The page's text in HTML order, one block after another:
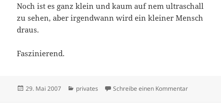
Noch ist es ganz klein und kaum auf nem ultraschall
zu sehen, aber irgendwann wird ein kleiner Mensch
draus.
Faszinierend.
Veröffentlicht
29. Mai 2007 Kategorien
privates Schreibe einen Kommentarzu